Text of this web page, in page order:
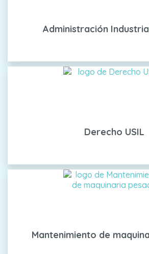
Administración
Derecho USIL
Mantenimiento de